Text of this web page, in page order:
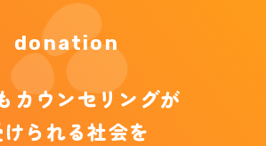
donation
カウンセリングが
られる社会を